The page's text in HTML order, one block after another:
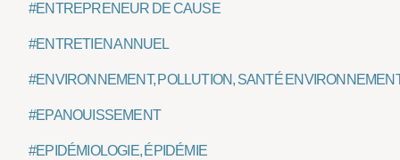
#ENTREPRENEUR DE CAUSE
#ENTRETIEN ANNUEL
#ENVIRONNEMENT, POLLUTION, SANTÉ
#EPANOUISSEMENT
#EPIDÉMIOLOGIE, ÉPIDÉMIE